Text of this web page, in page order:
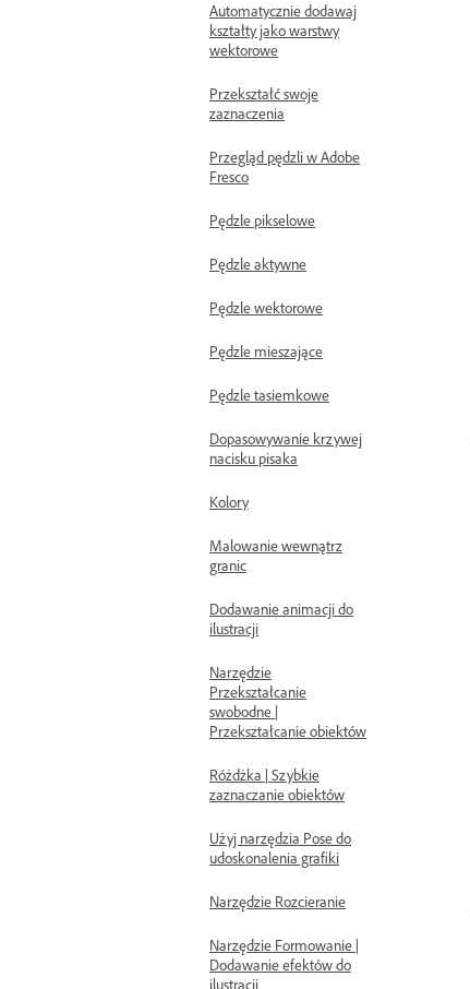
Automatycznie dodawaj
kształty jako warstwy
wektorowe
Przekształć swoje
zaznaczenia
Przegląd pędzli w Adobe
Fresco
Pędzle pikselowe
Pędzle aktywne
Pędzle wektorowe
Pędzle mieszające
Pędzle tasiemkowe
Dopasowywanie krzywej
nacisku pisaka
Kolory
Malowanie wewnątrz
granic
Dodawanie animacji do
ilustracji
Narzędzie
Przekształcanie
swobodne |
Przekształcanie obiektów
Różdżka | Szybkie
zaznaczanie obiektów
Użyj narzędzia Pose do
udoskonalenia grafiki
Narzędzie Rozcieranie
Narzędzie Formowanie |
Dodawanie efektów do
ilustracji